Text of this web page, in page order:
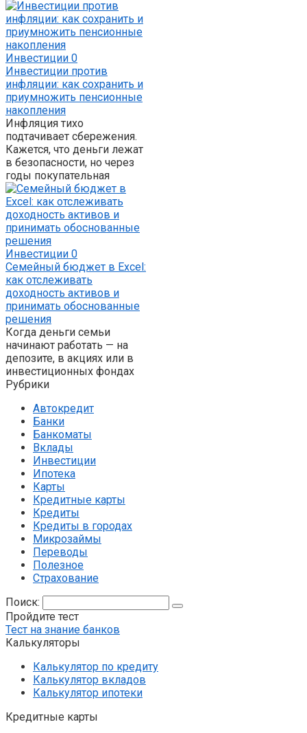
Инвестиции 0
Инвестиции против
инфляции: как сохранить и
приумножить пенсионные
накопления
Инфляция тихо
подтачивает сбережения.
Кажется, что деньги лежат
в безопасности, но через
годы покупательная
Инвестиции 0
Семейный бюджет в Excel:
как отслеживать
доходность активов и
принимать обоснованные
решения
Когда деньги семьи
начинают работать — на
депозите, в акциях или в
инвестиционных фондах
Рубрики
Автокредит
Банки
Банкоматы
Вклады
Инвестиции
Ипотека
Карты
Кредитные карты
Кредиты
Кредиты в городах
Микрозаймы
Переводы
Полезное
Страхование
Поиск:
Пройдите тест
Тест на знание банков
Калькуляторы
Калькулятор по кредиту
Калькулятор вкладов
Калькулятор ипотеки
Кредитные карты